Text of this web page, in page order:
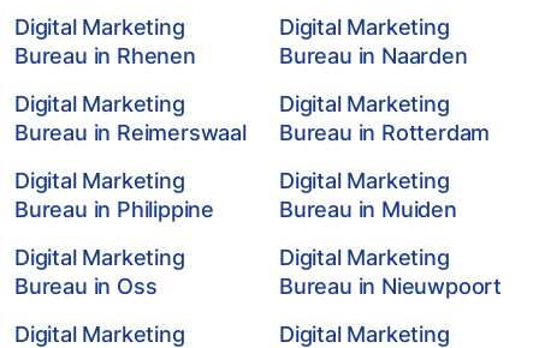
Digital Marketing
Bureau in Rhenen
Digital Marketing
Bureau in Naarden
Digital Marketing
Bureau in Reimerswaal
Digital Marketing
Bureau in Rotterdam
Digital Marketing
Bureau in Philippine
Digital Marketing
Bureau in Muiden
Digital Marketing
Bureau in Oss
Digital Marketing
Bureau in Nieuwpoort
Digital Marketing
Digital Marketing